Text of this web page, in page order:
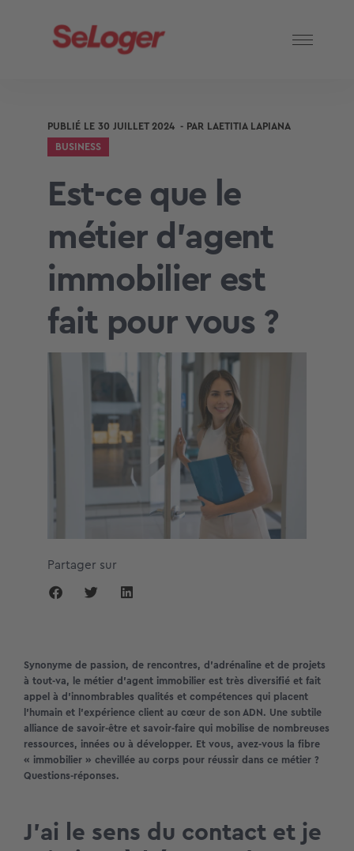
PUBLIÉ LE 30 JUILLET 2024 - PAR LAETITIA LAPIANA
BUSINESS
Est-ce que le
métier d’agent
immobilier est
fait pour vous ?
Partager sur
Synonyme de passion, de rencontres, d’adrénaline et de projets
à tout-va, le métier d’agent immobilier est très diversifié et fait
appel à d’innombrables qualités et compétences qui placent
l’humain et l’expérience client au cœur de son ADN. Une subtile
alliance de savoir-être et savoir-faire qui mobilise de nombreuses
ressources, innées ou à développer. Et vous, avez-vous la fibre
« immobilier » chevillée au corps pour réussir dans ce métier ?
Questions-réponses.
J’ai le sens du contact et je